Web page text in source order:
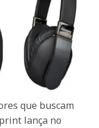
que buscam
lança no